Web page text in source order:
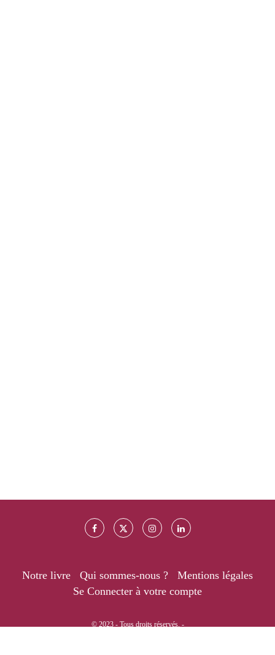
Notre livre Qui sommes-nous ?
Mentions légales
Se Connecter à votre compte
© 2023 - Tous droits réservés. -